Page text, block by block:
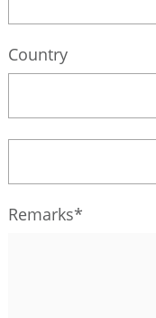
Country
Remarks*